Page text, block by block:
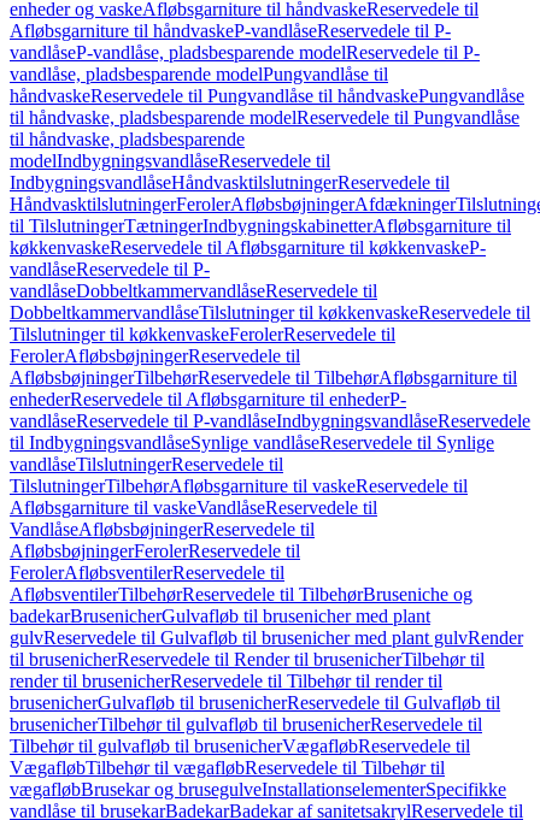
enheder og vaskeAfløbsgarniture til håndvaskeReservedele til
Afløbsgarniture til håndvaskeP-vandlåseReservedele til P-
vandlåseP-vandlåse, pladsbesparende modelReservedele til P-
vandlåse, pladsbesparende modelPungvandlåse til
håndvaskeReservedele til Pungvandlåse til håndvaskePungvandlåse
til håndvaske, pladsbesparende modelReservedele til Pungvandlåse
til håndvaske, pladsbesparende
modelIndbygningsvandlåseReservedele til
IndbygningsvandlåseHåndvasktilslutningerReservedele til
HåndvasktilslutningerFerolerAfløbsbøjningerAfdækninger
til TilslutningerTætningerIndbygningskabinetterAfløbsgarniture til
køkkenvaskeReservedele til Afløbsgarniture til køkkenvaskeP-
vandlåseReservedele til P-
vandlåseDobbeltkammervandlåseReservedele til
DobbeltkammervandlåseTilslutninger til køkkenvaskeReservedele til
Tilslutninger til køkkenvaskeFerolerReservedele til
FerolerAfløbsbøjningerReservedele til
AfløbsbøjningerTilbehørReservedele til TilbehørAfløbsgarniture til
enhederReservedele til Afløbsgarniture til enhederP-
vandlåseReservedele til P-vandlåseIndbygningsvandlåseReservedele
til IndbygningsvandlåseSynlige vandlåseReservedele til Synlige
vandlåseTilslutningerReservedele til
TilslutningerTilbehørAfløbsgarniture til vaskeReservedele til
Afløbsgarniture til vaskeVandlåseReservedele til
VandlåseAfløbsbøjningerReservedele til
AfløbsbøjningerFerolerReservedele til
FerolerAfløbsventilerReservedele til
AfløbsventilerTilbehørReservedele til TilbehørBruseniche og
badekarBrusenicherGulvafløb til brusenicher med plant
gulvReservedele til Gulvafløb til brusenicher med plant gulvRender
til brusenicherReservedele til Render til brusenicherTilbehør til
render til brusenicherReservedele til Tilbehør til render til
brusenicherGulvafløb til brusenicherReservedele til Gulvafløb til
brusenicherTilbehør til gulvafløb til brusenicherReservedele til
Tilbehør til gulvafløb til brusenicherVægafløbReservedele til
VægafløbTilbehør til vægafløbReservedele til Tilbehør til
vægafløbBrusekar og brusegulveInstallationselementerSpecifikke
vandlåse til brusekarBadekarBadekar af sanitetsakrylReservedele til